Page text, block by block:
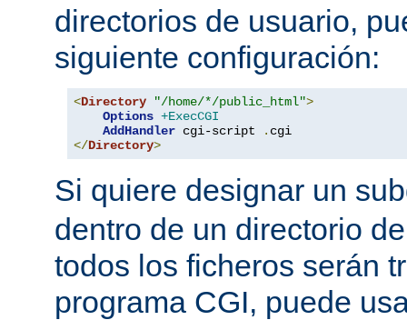
directorios de usuario,
siguiente configuración:
<Directory "/home/*/public_html">
Options +ExecCGI
AddHandler cgi-script .
</Directory>
Si quiere designar un
dentro de un directorio
todos los ficheros serán
programa CGI, puede